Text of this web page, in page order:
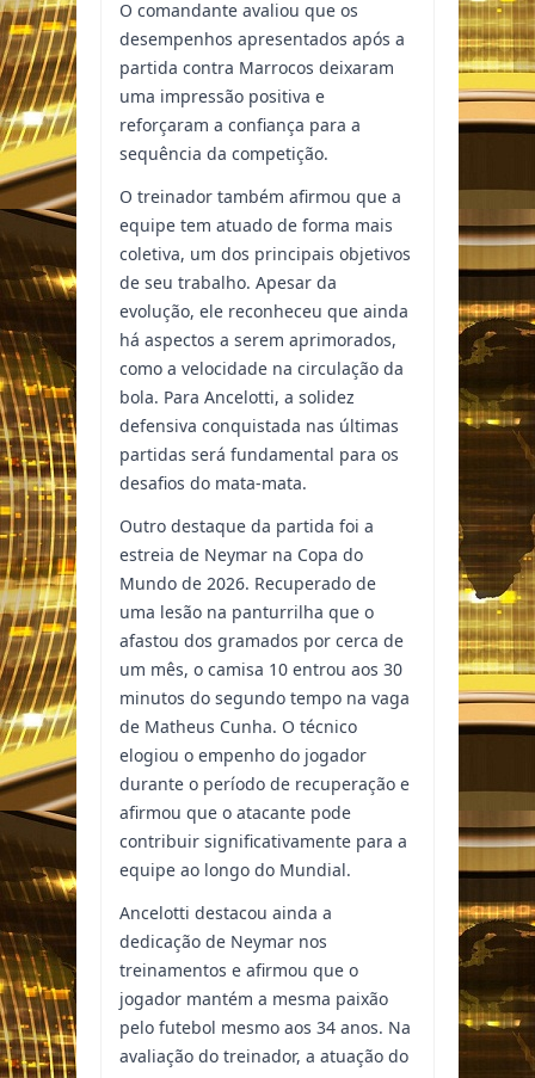
O comandante avaliou que os
desempenhos apresentados após a
partida contra Marrocos deixaram
uma impressão positiva e
reforçaram a confiança para a
sequência da competição.
O treinador também afirmou que a
equipe tem atuado de forma mais
coletiva, um dos principais objetivos
de seu trabalho. Apesar da
evolução, ele reconheceu que ainda
há aspectos a serem aprimorados,
como a velocidade na circulação da
bola. Para Ancelotti, a solidez
defensiva conquistada nas últimas
partidas será fundamental para os
desafios do mata-mata.
Outro destaque da partida foi a
estreia de Neymar na Copa do
Mundo de 2026. Recuperado de
uma lesão na panturrilha que o
afastou dos gramados por cerca de
um mês, o camisa 10 entrou aos 30
minutos do segundo tempo na vaga
de Matheus Cunha. O técnico
elogiou o empenho do jogador
durante o período de recuperação e
afirmou que o atacante pode
contribuir significativamente para a
equipe ao longo do Mundial.
Ancelotti destacou ainda a
dedicação de Neymar nos
treinamentos e afirmou que o
jogador mantém a mesma paixão
pelo futebol mesmo aos 34 anos. Na
avaliação do treinador, a atuação do